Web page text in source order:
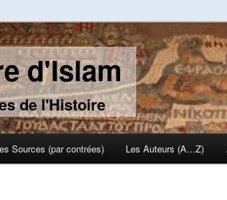
d'Islam
de l'Histoire
content
content
Sources (par contrées) Les Auteurs (A…Z)